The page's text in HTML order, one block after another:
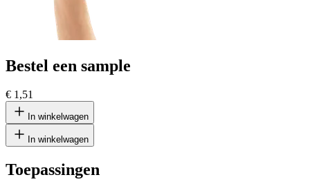
Bestel een sample
€ 1,51
In winkelwagen
In winkelwagen
Toepassingen